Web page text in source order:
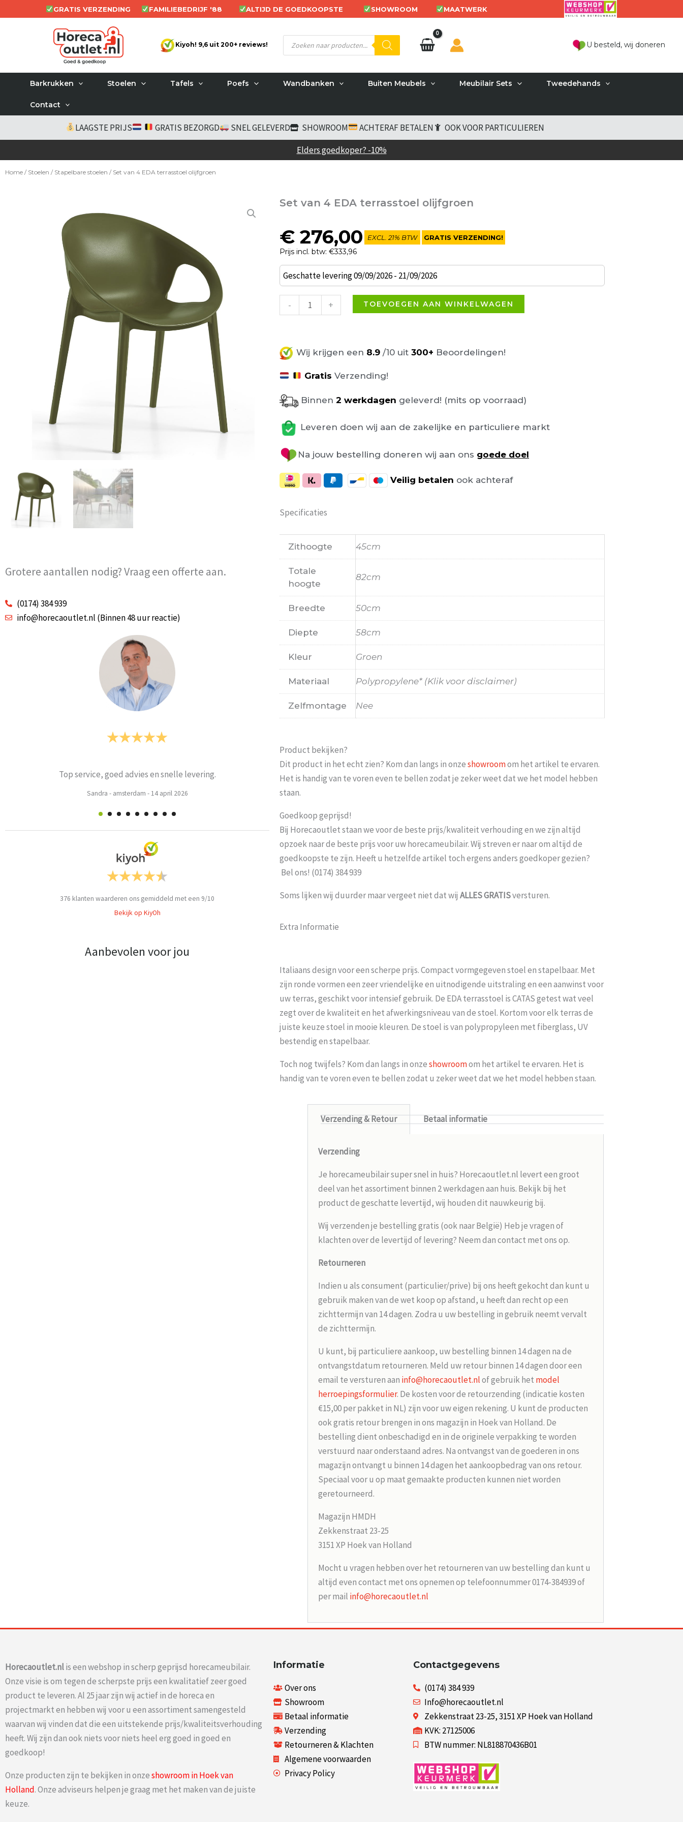
naar
GRATIS VERZENDING FAMILIEBEDRIJF '88 ALTIJD DE GOEDKOOPSTE SHOWROOM MAATWERK
Kiyoh! 9,6 uit 200+ reviews!
Producten
zoeken U besteld, wij doneren
Barkrukken Stoelen Tafels Poefs Wandbanken Buiten Meubels Meubilair Sets Tweedehands
Contact
LAAGSTE PRIJS GRATIS BEZORGD SNEL GELEVERD SHOWROOM ACHTERAF BETALEN
OOK VOOR PARTICULIEREN
Elders goedkoper? -10%
Home / Stoelen / Stapelbare stoelen / Set van 4 EDA terrasstoel olijfgroen
Grotere aantallen nodig? Vraag een offerte aan.
(0174) 384 939
info@horecaoutlet.nl (Binnen 48 uur reactie)
en snelle levering. Prima
Turnhout-3 maart 2026
Probeer het nog sneller te laten bezorgen Nu minimaal 2 weken erop
376 klanten waarderen ons gemiddeld met een 9/10
Bekijk op KiyOh
Aanbevolen voor jou
Set van 4 EDA terrasstoel olijfgroen
€ 276,00
Prijs incl. btw: €333,96
EXCL. 21% BTW GRATIS VERZENDING!
Geschatte levering 09/09/2026 - 21/09/2026
-
Set
van
EDA
olijfgroen
aantal
+ TOEVOEGEN AAN WINKELWAGEN
Wij krijgen een 8.9 /10 uit 300+ Beoordelingen!
Gratis Verzending!
Binnen 2 werkdagen geleverd! (mits op voorraad)
Leveren doen wij aan de zakelijke en particuliere markt
Na jouw bestelling doneren wij aan ons goede doel
Veilig betalen ook achteraf
Specificaties
Zithoogte 45cm
Totale
hoogte
82cm
Breedte 50cm
Diepte 58cm
Kleur Groen
Materiaal Polypropylene* (Klik voor disclaimer)
Zelfmontage Nee
Product bekijken?
Dit product in het echt zien? Kom dan langs in onzeshowroomom het artikel te ervaren.
Het is handig van te voren even te bellen zodat je zeker weet dat we het model hebben
staan.
Goedkoop geprijsd!
Bij Horecaoutlet staan we voor de beste prijs/kwaliteit verhouding en we zijn altijd
opzoek naar de beste prijs voor uw horecameubilair. Wij streven er naar om altijd de
goedkoopste te zijn. Heeft u hetzelfde artikel toch ergens anders goedkoper gezien?
Bel ons! (0174) 384 939
Soms lijken wij duurder maar vergeet niet dat wij ALLESGRATISversturen.
Extra Informatie
Italiaans design voor een scherpe prijs. Compact vormgegeven stoel en stapelbaar. Met
zijn ronde vormen een zeer vriendelijke en uitnodigende uitstraling en een aanwinst voor
uw terras, geschikt voor intensief gebruik. De EDA terrasstoel is CATAS getest wat veel
zegt over de kwaliteit en het afwerkingsniveau van de stoel. Kortom voor elk terras de
juiste keuze stoel in mooie kleuren. De stoel is van polypropyleen met fiberglass, UV
bestendig en stapelbaar.
Toch nog twijfels? Kom dan langs in onzeshowroomom het artikel te ervaren. Het is
handig van te voren even te bellen zodat u zeker weet dat we het model hebben staan.
Verzending & Retour Betaal informatie
Verzending
Je horecameubilair super snel in huis? Horecaoutlet.nl levert een groot
deel van het assortiment binnen 2 werkdagen aan huis. Bekijk bij het
product de geschatte levertijd, wij houden dit nauwkeurig bij.
Wij verzenden je bestelling gratis (ook naar België) Heb je vragen of
klachten over de levertijd of levering? Neem dan contact met ons op.
Retourneren
Indien u als consument (particulier/prive) bij ons heeft gekocht dan kunt u
gebruik maken van de wet koop op afstand, u heeft dan recht op een
zichttermijn van 14 dagen. Zodra u uw bestelling in gebruik neemt vervalt
de zichttermijn.
U kunt, bij particuliere aankoop, uw bestelling binnen 14 dagen na de
ontvangstdatum retourneren. Meld uw retour binnen 14 dagen door een
email te versturen aan info@horecaoutlet.nlof gebruik het model
herroepingsformulier. De kosten voor de retourzending (indicatie kosten
€15,00 per pakket in NL) zijn voor uw eigen rekening. U kunt de producten
ook gratis retour brengen in ons magazijn in Hoek van Holland. De
bestelling dient onbeschadigd en in de originele verpakking te worden
verstuurd naar onderstaand adres. Na ontvangst van de goederen in ons
magazijn ontvangt u binnen 14 dagen het aankoopbedrag van ons retour.
Speciaal voor u op maat gemaakte producten kunnen niet worden
geretourneerd.
Magazijn HMDH
Zekkenstraat 23-25
3151 XP Hoek van Holland
Mocht u vragen hebben over het retourneren van uw bestelling dan kunt u
altijd even contact met ons opnemen op telefoonnummer 0174-384939 of
per mail info@horecaoutlet.nl
Horecaoutlet.nlis een webshop in scherp geprijsd horecameubilair.
Onze visie is om tegen de scherpste prijs een kwalitatief zeer goed
product te leveren. Al 25 jaar zijn wij actief in de horeca en
projectmarkt en hebben wij voor u een assortiment samengesteld
waarvan wij vinden dat die een uitstekende prijs/kwaliteitsverhouding
heeft. Wij zijn dan ook niets voor niets heel erg goed in goed en
goedkoop!
Onze producten zijn te bekijken in onzeshowroom in Hoek van
Holland. Onze adviseurs helpen je graag met het maken van de juiste
keuze.
Informatie
Over ons
Showroom
Betaal informatie
Verzending
Retourneren & Klachten
Algemene voorwaarden
Privacy Policy
Contactgegevens
(0174) 384 939
Info@horecaoutlet.nl
Zekkenstraat 23-25, 3151 XP Hoek van Holland
KVK: 27125006
BTW nummer: NL818870436B01